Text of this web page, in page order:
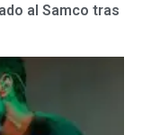
al Samco tras